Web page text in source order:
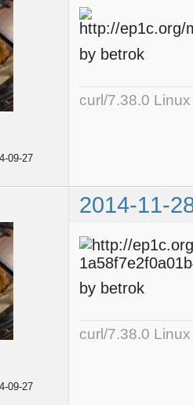
09-27
by betrok
curl/7.38.0
2014-11-
09-27
by betrok
curl/7.38.0